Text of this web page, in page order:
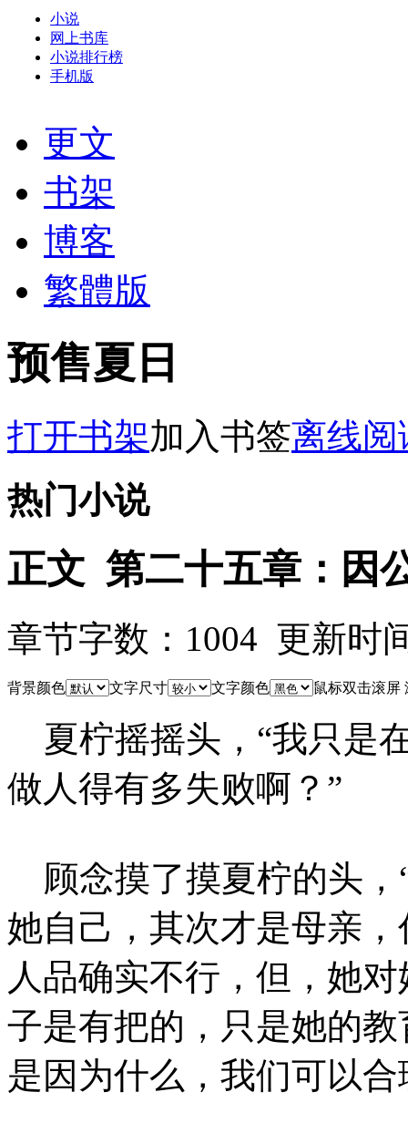
小说
网上书库
小说排行榜
手机版
更文
书架
博客
繁體版
预售夏日
打开书架加入书签离线阅
热门小说
正文 第二十五章：因
章节字数：1004 更新时
背景颜色 文字尺寸 文字颜色 鼠标双击滚屏
夏柠摇摇头，“我只是
做人得有多失败啊？”
顾念摸了摸夏柠的头，
她自己，其次才是母亲
人品确实不行，但，她
子是有把的，只是她的
是因为什么，我们可以